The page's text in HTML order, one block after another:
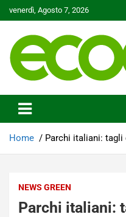
to
venerdì, Agosto 7, 2026
Ecoo.it
Home Parchi italiani: tagli
NEWS GREEN
Parchi italiani: